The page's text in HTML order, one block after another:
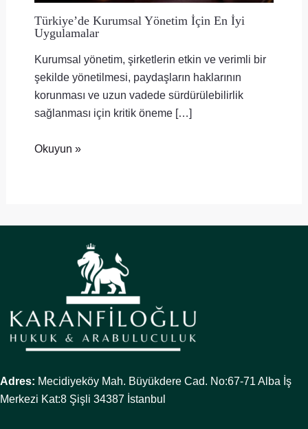
Türkiye’de Kurumsal Yönetim İçin En İyi
Uygulamalar
Kurumsal yönetim, şirketlerin etkin ve verimli bir
şekilde yönetilmesi, paydaşların haklarının
korunması ve uzun vadede sürdürülebilirlik
sağlanması için kritik öneme […]
Okuyun »
Adres: Mecidiyeköy Mah. Büyükdere Cad. No:67-71 Alba İş
Merkezi Kat:8 Şişli 34387 İstanbul